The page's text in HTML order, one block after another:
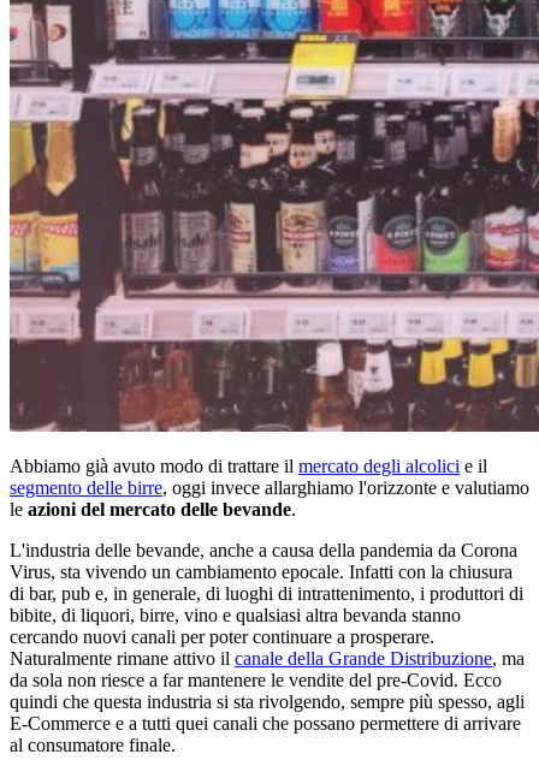
Abbiamo già avuto modo di trattare il mercato degli alcolici e il
segmento delle birre, oggi invece allarghiamo l'orizzonte e valutiamo
le azioni del mercato delle bevande.
L'industria delle bevande, anche a causa della pandemia da Corona
Virus, sta vivendo un cambiamento epocale. Infatti con la chiusura
di bar, pub e, in generale, di luoghi di intrattenimento, i produttori di
bibite, di liquori, birre, vino e qualsiasi altra bevanda stanno
cercando nuovi canali per poter continuare a prosperare.
Naturalmente rimane attivo il canale della Grande Distribuzione, ma
da sola non riesce a far mantenere le vendite del pre-Covid. Ecco
quindi che questa industria si sta rivolgendo, sempre più spesso, agli
E-Commerce e a tutti quei canali che possano permettere di arrivare
al consumatore finale.